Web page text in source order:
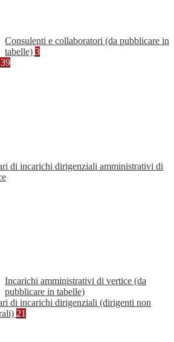
Consulenti e collaboratori (da pubblicare in
tabelle) 3
di incarichi dirigenziali amministrativi di
Incarichi amministrativi di vertice (da
pubblicare in tabelle)
di incarichi dirigenziali (dirigenti non
21